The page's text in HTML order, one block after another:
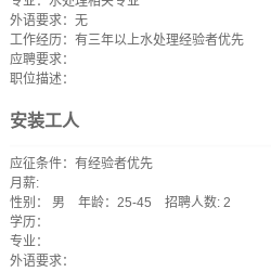
外语要求：无
工作经历：有三年以上水处理经验者优先
应聘要求：
职位描述：
安装工人
应征条件：有经验者优先
月薪:
性别： 男
年龄：25-45 招聘人数: 2
学历：
专业：
外语要求：